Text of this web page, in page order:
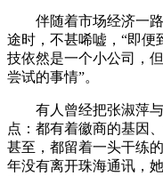
伴随着市场经济一路
途时，不甚唏嘘，“即便
技依然是一个小公司，
尝试的事情”。
有人曾经把张淑萍与
点：都有着徽商的基因
甚至，都留着一头干练
年没有离开珠海通讯，